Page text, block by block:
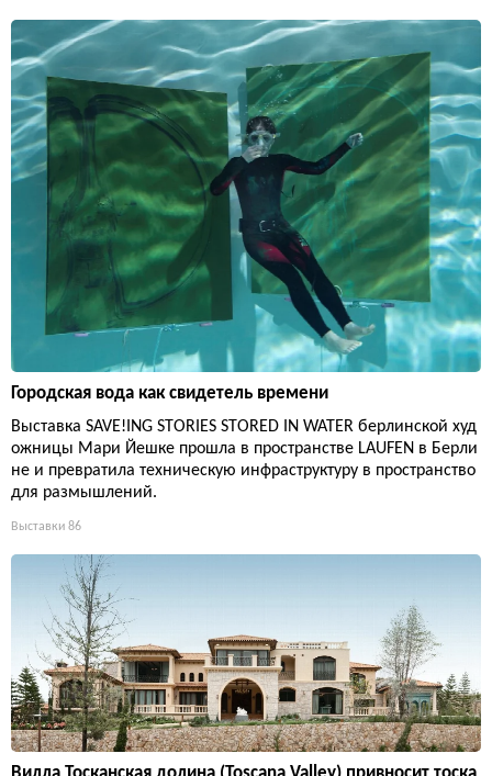
Городская вода как свидетель времени
Выставка SAVE!ING STORIES STORED IN WATER берлинской худ
ожницы Мари Йешке прошла в пространстве LAUFEN в Берли
не и превратила техническую инфраструктуру в пространство
для размышлений.
Выставки 86